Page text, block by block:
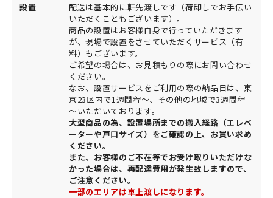
設置
配送は基本的に軒先渡しです（荷卸しでお手伝い
いただくこともございます）。
商品の設置はお客様自身で行っていただきます
が、現場で設置をさせていただくサービス（有
料）もございます。
ご希望の場合は、お見積もりの際にお問い合わせ
ください。
なお、設置サービスをご利用の際の納品日は、東
京23区内で1週間程～、その他の地域で3週間程
～いただいております。
大型商品の為、設置場所までの搬入経路（エレベ
ーターや戸口サイズ）をご確認の上、お買い求め
ください。
また、お客様のご不在等でお受け取りいただけな
かった場合は、再配達費用が発生致しますので、
ご注意ください。
一部のエリアは車上渡しになります。